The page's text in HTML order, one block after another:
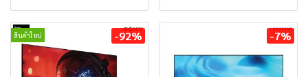
สินค้าใหม่ -92% -7%